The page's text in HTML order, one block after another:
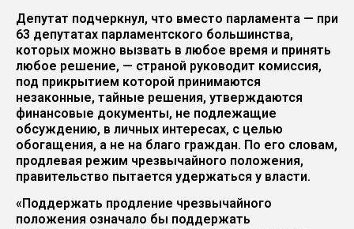
Депутат подчеркнул, что вместо парламента — при
63 депутатах парламентского большинства,
которых можно вызвать в любое время и принять
любое решение, — страной руководит комиссия,
под прикрытием которой принимаются
незаконные, тайные решения, утверждаются
финансовые документы, не подлежащие
обсуждению, в личных интересах, с целью
обогащения, а не на благо граждан. По его словам,
продлевая режим чрезвычайного положения,
правительство пытается удержаться у власти.
«Поддержать продление чрезвычайного
положения означало бы поддержать